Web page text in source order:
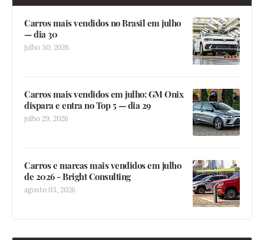
Carros mais vendidos no Brasil em julho
— dia 30
julho 30, 2026
Carros mais vendidos em julho: GM Onix
dispara e entra no Top 5 — dia 29
julho 29, 2026
Carros e marcas mais vendidos em julho
de 2026 - Bright Consulting
agosto 03, 2026